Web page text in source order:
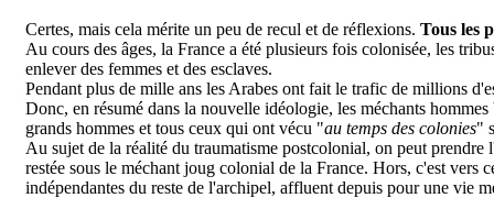
Certes, mais cela mérite un peu de recul et de réflexions. Tous les
Au cours des âges, la France a été plusieurs fois colonisée, les
enlever des femmes et des esclaves.
Pendant plus de mille ans les Arabes ont fait le trafic de millions
Donc, en résumé dans la nouvelle idéologie, les méchants
grands hommes et tous ceux qui ont vécu "au temps des colonies"
Au sujet de la réalité du traumatisme postcolonial, on peut
restée sous le méchant joug colonial de la France. Hors, c'est vers
indépendantes du reste de l'archipel, affluent depuis pour une vie